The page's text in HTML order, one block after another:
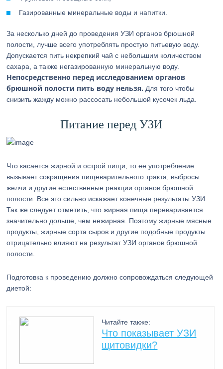
Газированные минеральные воды и напитки.
За несколько дней до проведения УЗИ органов брюшной
полости, лучше всего употреблять простую питьевую воду.
Допускается пить некрепкий чай с небольшим количеством
сахара, а также негазированную минеральную воду.
Непосредственно перед исследованием органов
брюшной полости пить воду нельзя. Для того чтобы
снизить жажду можно рассосать небольшой кусочек льда.
Питание перед УЗИ
Что касается жирной и острой пищи, то ее употребление
вызывает сокращения пищеварительного тракта, выбросы
желчи и другие естественные реакции органов брюшной
полости. Все это сильно искажает конечные результаты УЗИ.
Так же следует отметить, что жирная пища переваривается
значительно дольше, чем нежирная. Поэтому жирные мясные
продукты, жирные сорта сыров и другие подобные продукты
отрицательно влияют на результат УЗИ органов брюшной
полости.
Подготовка к проведению должно сопровождаться следующей
диетой:
Читайте также:
Что показывает УЗИ
щитовидки?